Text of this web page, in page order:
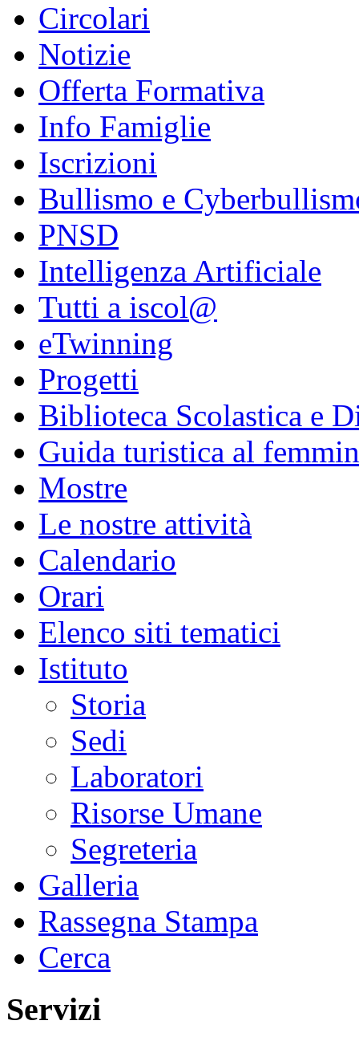
Circolari
Notizie
Offerta Formativa
Info Famiglie
Iscrizioni
Bullismo e
PNSD
Intelligenza Artificiale
Tutti a iscol@
eTwinning
Progetti
Biblioteca Scolastica e
Guida turistica al
Mostre
Le nostre attività
Calendario
Orari
Elenco siti tematici
Istituto
Storia
Sedi
Laboratori
Risorse Umane
Segreteria
Galleria
Rassegna Stampa
Cerca
Servizi